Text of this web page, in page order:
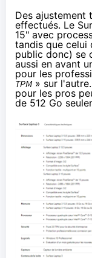
Des ajustement
effectués. Le
15" avec
tandis que celui
public donc) se
aussi en avant
pour les
TPM» sur
pour les pros
de 512 Go